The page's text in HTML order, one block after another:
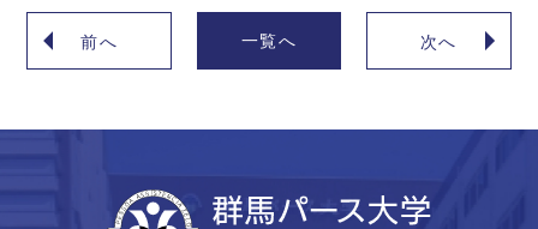
前へ 一覧へ 次へ